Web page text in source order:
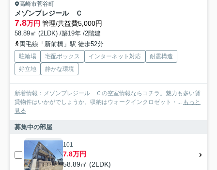
高崎市菅谷町
メゾンプレジール Ｃ
7.8万円 管理/共益費5,000円
58.89㎡ (2LDK) /築19年 /2階建
両毛線「新前橋」駅 徒歩52分
駐輪場 宅配ボックス インターネット対応
耐震構造
好立地
静かな環境
新着情報：メゾンプレジール Ｃの空室情報ならコチラ。魅力も多い賃
貸物件はいかがでしょうか。収納はウォークインクロゼット・... もっと
見る
募集中の部屋
101
7.8万円
58.89㎡ (2LDK)